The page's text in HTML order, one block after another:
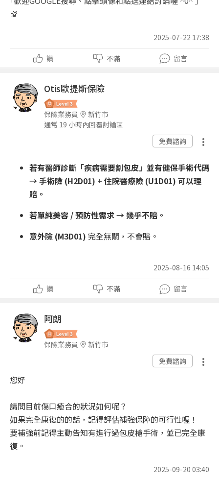
💯
2025-07-22 17:38
讚 不滿 留言
Otis歐提斯保險
保險業務員
新竹市
通常 19 小時內回覆討論區
免費諮詢
若有醫師診斷「疾病需要割包皮」並有健保手術代碼
→ 手術險 (H2D01) + 住院醫療險 (U1D01) 可以理
賠。
若單純美容 / 預防性需求 → 幾乎不賠。
意外險 (M3D01) 完全無關，不會賠。
2025-08-16 14:05
讚 不滿 留言
阿朗
保險業務員
新竹市
免費諮詢
您好
請問目前傷口癒合的狀況如何呢？
如果完全康復的的話，記得評估補強保障的可行性喔！
要補強前記得主動告知有進行過包皮槍手術，並已完全康
復。
2025-09-20 03:40